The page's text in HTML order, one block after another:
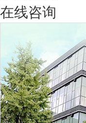
在线咨询